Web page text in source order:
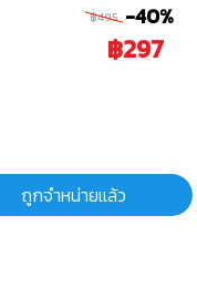
฿495 -40%
฿297
ถูกจำหน่ายแล้ว